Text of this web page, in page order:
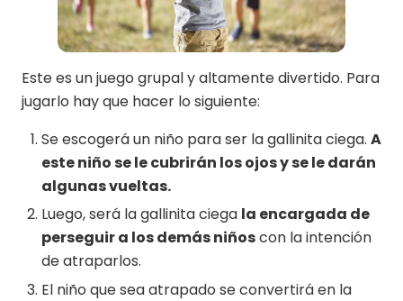
Este es un juego grupal y altamente divertido. Para
jugarlo hay que hacer lo siguiente:
Se escogerá un niño para ser la gallinita ciega. A
este niño se le cubrirán los ojos y se le darán
algunas vueltas.
Luego, será la gallinita ciega la encargada de
perseguir a los demás niñoscon la intención
de atraparlos.
El niño que sea atrapado se convertirá en la